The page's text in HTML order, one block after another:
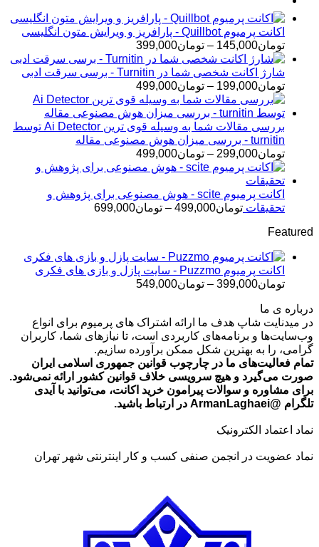
اکانت پرمیوم Quillbot - پارافریز و ویرایش متون انگلیسی
تومان145,000
– تومان399,000محدوده
قیمت:
تومان145,000
تا
تومان399,000
شارژ اکانت شخصی شما در Turnitin - برسی سرقت ادبی
تومان199,000
– تومان499,000محدوده
قیمت:
تومان199,000
تا
تومان499,000
بررسی مقالات شما به وسیله قوی ترین Ai Detector توسط
turnitin - بررسی میزان هوش مصنوعی مقاله
تومان299,000
– تومان499,000محدوده
قیمت:
تا
تومان499,000
اکانت پرمیوم scite - هوش مصنوعی برای پژوهش و
تحقیقات تومان499,000
– تومان699,000محدوده
تومان699,000
Featured
اکانت پرمیوم Puzzmo - سایت پازل و بازی های فکری
تومان399,000
– تومان549,000
تا
تومان549,000
درباره ی ما
در میدنایت شاپ هدف ما ارائه اشتراک های پرمیوم برای انواع
وب‌سایت‌ها و برنامه‌های کاربردی است، تا نیازهای شما، کاربران
گرامی، را به بهترین شکل ممکن برآورده سازیم.
تمام فعالیت‌های ما در چارچوب قوانین جمهوری اسلامی ایران
صورت می‌گیرد و هیچ سرویسی خلاف قوانین کشور ارائه نمی‌شود.
برای مشاوره و سوالات پیرامون خرید اکانت، می‌توانید با آیدی
تلگرام @ArmanLaghaei در ارتباط باشید.
نماد اعتماد الکترونیک
نماد عضویت در انجمن صنفی کسب و کار اینترنتی شهر تهران